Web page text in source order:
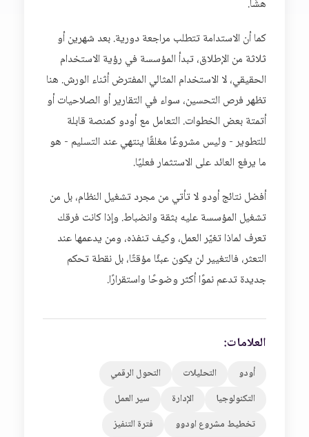
هشًا.
كما أن الاستدامة تتطلب مراجعة دورية. بعد شهرين أو
ثلاثة من الإطلاق، تبدأ المؤسسة في رؤية الاستخدام
الحقيقي، لا الاستخدام المثالي المفترض أثناء الورش. هنا
تظهر فرص التحسين، سواء في التقارير أو الصلاحيات أو
أتمتة بعض الخطوات. التعامل مع أودو كمنصة قابلة
للتطوير - وليس مشروعًا مغلقًا ينتهي عند التسليم - هو
ما يرفع العائد على الاستثمار فعليًا.
أفضل نتائج أودو لا تأتي من مجرد تشغيل النظام، بل من
تشغيل المؤسسة عليه بثقة وانضباط. وإذا كانت فرقك
تعرف لماذا تغيّر العمل، وكيف تنفذه، ومن يدعمها عند
التعثر، فالتغيير لن يكون عبئًا مؤقتًا، بل نقطة تحكم
جديدة تدعم نموًا أكثر وضوحًا واستقرارًا.
العلامات:
أودو التحليلات
التحول الرقمي
التكنولوجيا
الإدارة
سير العمل
تخطيط مشروع اودوو
فترة التنفيز